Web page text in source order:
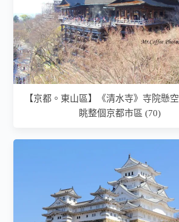
【京都。東山區】《清水寺》寺院懸
眺整個京都市區 (70)